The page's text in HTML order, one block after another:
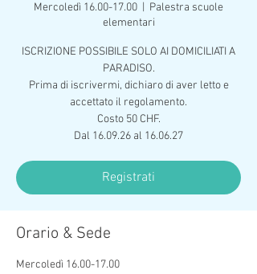
Mercoledì 16.00-17.00
Palestra scuole
elementari
ISCRIZIONE POSSIBILE SOLO AI DOMICILIATI A
PARADISO.
Prima di iscrivermi, dichiaro di aver letto e
accettato il regolamento.
Costo 50 CHF.
Dal 16.09.26 al 16.06.27
Registrati
Orario & Sede
Mercoledì 16.00-17.00